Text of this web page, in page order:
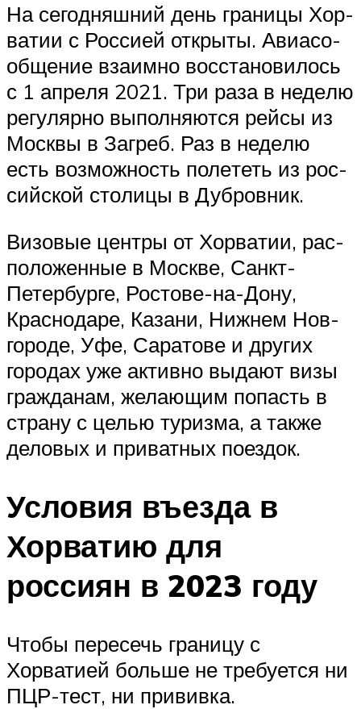
На сего­дняш­ний день гра­ни­цы Хор­
ва­тии с Рос­си­ей откры­ты. Авиа­со­
об­ще­ние вза­им­но вос­ста­но­ви­лось
с 1 апре­ля 2021. Три раза в неде­лю
регу­ляр­но выпол­ня­ют­ся рей­сы из
Моск­вы в Загреб. Раз в неде­лю
есть воз­мож­ность поле­теть из рос­
сий­ской сто­ли­цы в Дубровник.
Визо­вые цен­тры от Хор­ва­тии, рас­
по­ло­жен­ные в Москве, Санкт-
Петер­бур­ге, Росто­ве-на-Дону,
Крас­но­да­ре, Каза­ни, Ниж­нем Нов­
го­ро­де, Уфе, Сара­то­ве и дру­гих
горо­дах уже актив­но выда­ют визы
граж­да­нам, жела­ю­щим попасть в
стра­ну с целью туриз­ма, а так­же
дело­вых и при­ват­ных поездок.
Условия въезда в
Хорватию для
россиян в 2023 году
Чтобы пересечь границу с
Хорватией больше не требуется ни
ПЦР-тест, ни прививка.